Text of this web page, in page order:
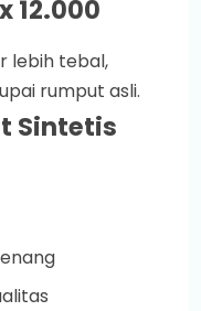
12.000
lebih tebal,
rumput asli.
Sintetis